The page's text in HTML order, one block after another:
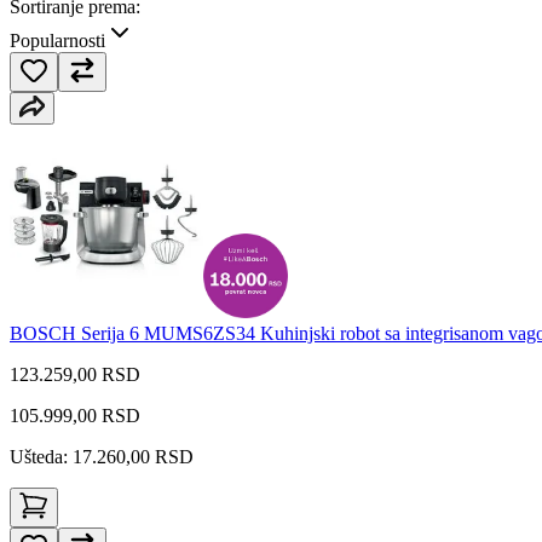
Sortiranje prema:
Popularnosti
BOSCH Serija 6 MUMS6ZS34 Kuhinjski robot sa integrisanom
123.259,00 RSD
105.999,00 RSD
Ušteda: 17.260,00 RSD